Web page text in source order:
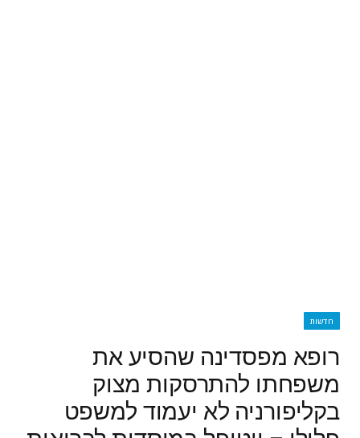
חדשות
רופא מפסדינה שהסיע את
משפחתו להתרסקות מצוק
בקליפורניה לא יעמוד למשפט